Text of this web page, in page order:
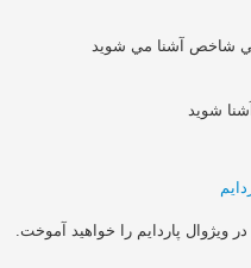
شاخص آشنا مي شويد
شوید
ويژوال پاردايم را خواهيد آموخت.